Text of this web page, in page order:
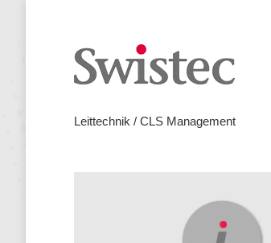
Leittechnik / CLS Management